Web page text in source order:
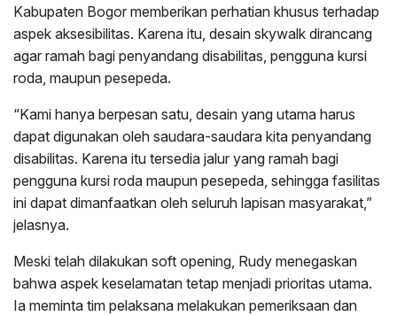
Kabupaten Bogor memberikan perhatian khusus terhadap
aspek aksesibilitas. Karena itu, desain skywalk dirancang
agar ramah bagi penyandang disabilitas, pengguna kursi
roda, maupun pesepeda.
“Kami hanya berpesan satu, desain yang utama harus
dapat digunakan oleh saudara-saudara kita penyandang
disabilitas. Karena itu tersedia jalur yang ramah bagi
pengguna kursi roda maupun pesepeda, sehingga fasilitas
ini dapat dimanfaatkan oleh seluruh lapisan masyarakat,”
jelasnya.
Meski telah dilakukan soft opening, Rudy menegaskan
bahwa aspek keselamatan tetap menjadi prioritas utama.
Ia meminta tim pelaksana melakukan pemeriksaan dan